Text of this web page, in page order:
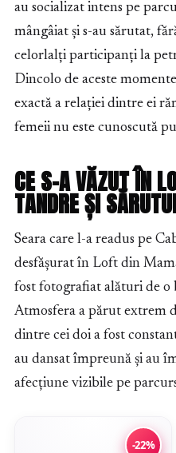
au socializat intens pe
mângâiat și s-au sărutat,
celorlalți participanți la
Dincolo de aceste
exactă a relației dintre ei
femeii nu este cunoscută
CE S-A VĂZUT ÎN
TANDRE ȘI
Seara care l-a readus pe
desfășurat în Loft din
fost fotografiat alături de o
Atmosfera a părut extrem
dintre cei doi a fost
au dansat împreună și au
afecțiune vizibile pe
-22%